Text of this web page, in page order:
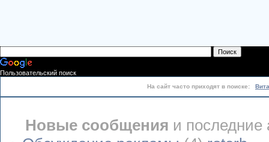
Пользовательский поиск
На сайт часто приходят в поиске:
Новые сообщения и последние